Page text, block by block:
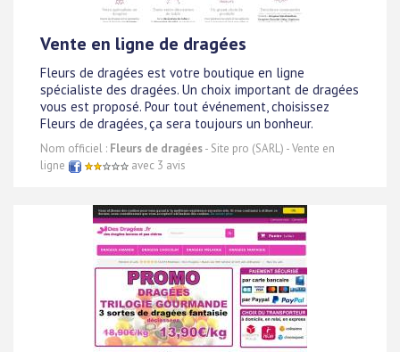
Vente en ligne de dragées
Fleurs de dragées est votre boutique en ligne
spécialiste des dragées. Un choix important de dragées
vous est proposé. Pour tout événement, choisissez
Fleurs de dragées, ça sera toujours un bonheur.
Nom officiel : Fleurs de dragées- Site pro (SARL) - Vente en
ligne
avec 3 avis